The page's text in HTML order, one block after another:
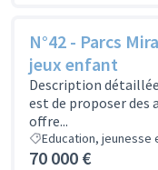
N°42 - Parcs
jeux enfant
Description
est de proposer des
offre...
Education,
70 000 €